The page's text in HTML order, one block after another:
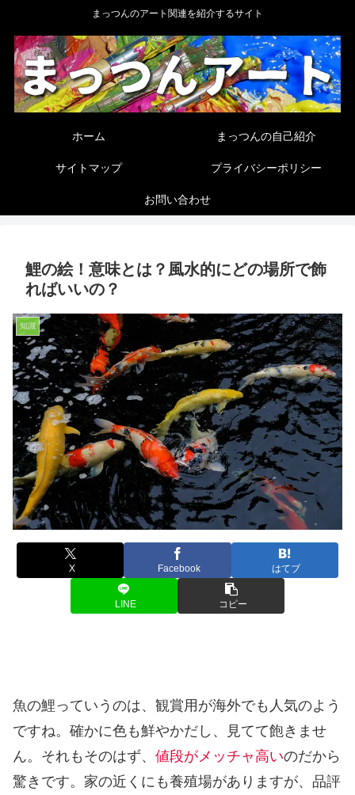
まっつんのアート関連を紹介するサイト
ホーム まっつんの自己紹介
サイトマップ プライバシーポリシー
お問い合わせ
鯉の絵！意味とは？風水的にどの場所で飾
ればいいの？
知識
X Facebook はてブ
LINE コピー
魚の鯉っていうのは、観賞用が海外でも人気のよう
ですね。確かに色も鮮やかだし、見てて飽きませ
ん。それもそのはず、 値段がメッチャ高いのだから
驚きです。家の近くにも養殖場がありますが、品評